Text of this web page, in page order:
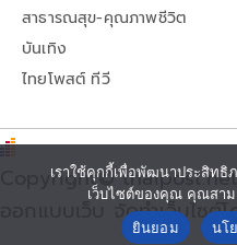
สาธารณสุข-คุณภาพชีวิต
บันเทิง
ไทยโพสต์ ทีวี
Copyright©
ออกแบบเว็บ จัดทำเว็บไซ
เราใช้คุกกี้เพื่อพัฒนาประสิท
เว็บไซต์ของคุณ คุณสาม
ยินยอม
นโ